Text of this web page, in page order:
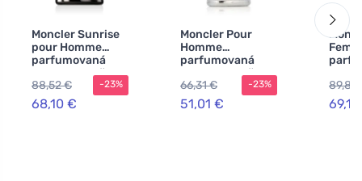
Moncler Sunrise
pour Homme
parfumovaná
voda pre mužov
88,52 €
68,10 €
-23%
Moncler Pour
Homme
parfumovaná
voda pre mužov
66,31 €
51,01 €
-23%
89,83